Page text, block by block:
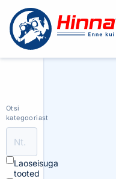
Otsi
kategooriast
Laoseisuga
tooted